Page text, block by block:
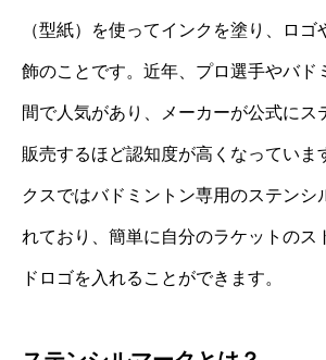
（型紙）を使ってインクを塗り、ロゴ
飾のことです。近年、プロ選手やバド
間で人気があり、メーカーが公式にス
販売するほど認知度が高くなっていま
クスではバドミントン専用のステンシ
れており、簡単に自分のラケットのス
ドロゴを入れることができます。